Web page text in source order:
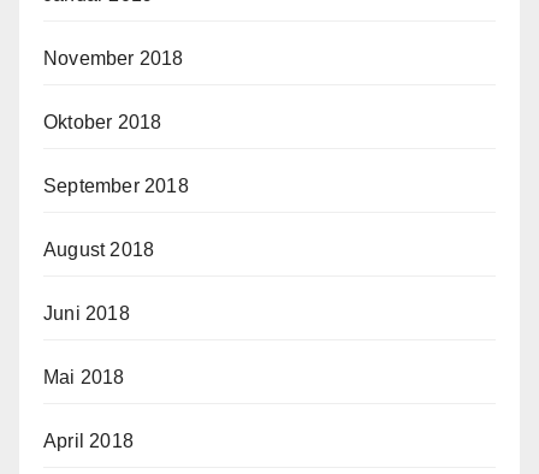
November 2018
Oktober 2018
September 2018
August 2018
Juni 2018
Mai 2018
April 2018